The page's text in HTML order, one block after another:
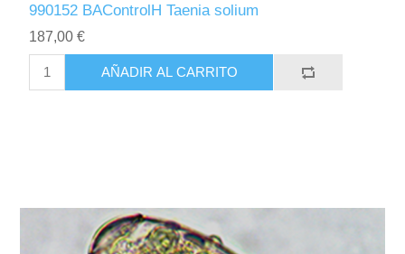
990152 BAControlH Taenia solium
187,00 €
AÑADIR AL CARRITO